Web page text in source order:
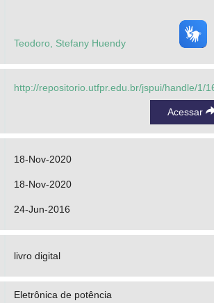
Teodoro, Stefany Huendy
http://repositorio.utfpr.edu.br/jspui/handle/1/
Acessar
18-Nov-2020
18-Nov-2020
24-Jun-2016
livro digital
Eletrônica de potência